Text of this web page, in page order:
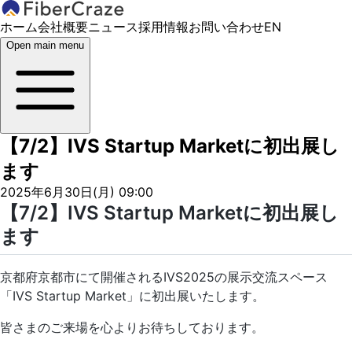
ホーム会社概要ニュース採用情報お問い合わせEN
Open main menu
【7/2】IVS Startup Marketに初出展し
ます
2025年6月30日(月) 09:00
【7/2】IVS Startup Marketに初出展し
ます
京都府京都市にて開催されるIVS2025の展示交流スペース
「IVS Startup Market」に初出展いたします。
皆さまのご来場を心よりお待ちしております。